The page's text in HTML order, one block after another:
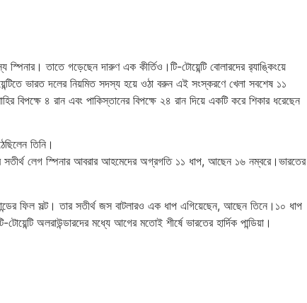
তাতে গড়েছেন দারুণ এক কীর্তিও।টি-টোয়েন্টি বোলারদের র‍্যাঙ্কিংয়ে
ভারত দলের নিয়মিত সদস্য হয়ে ওঠা বরুন এই সংস্করণে খেলা সবশেষ ১১
৪ রান এবং পাকিস্তানের বিপক্ষে ২৪ রান দিয়ে একটি করে শিকার ধরেছেন
তিনি।
সতীর্থ লেগ স্পিনার আবরার আহমেদের অগ্রগতি ১১ ধাপ, আছেন ১৬ নম্বরে।ভারতের
ফিল সল্ট। তার সতীর্থ জস বাটলারও এক ধাপ এগিয়েছেন, আছেন তিনে।১০ ধাপ
অলরাউন্ডারদের মধ্যে আগের মতোই শীর্ষে ভারতের হার্দিক পান্ডিয়া।